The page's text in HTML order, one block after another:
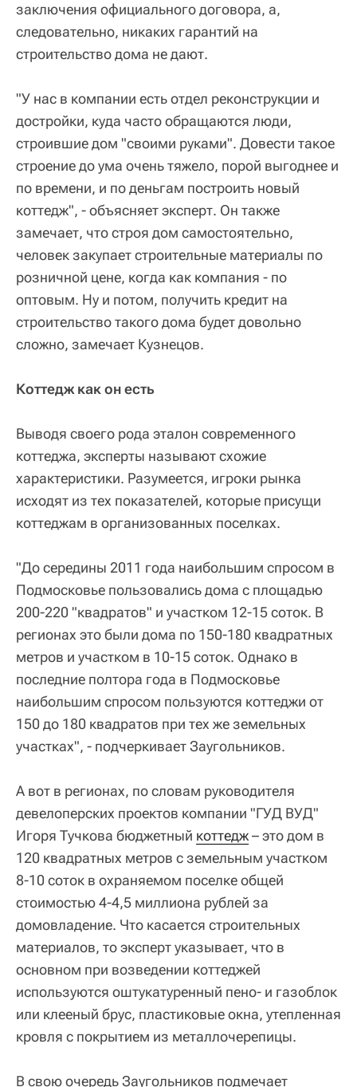
заключения официального договора, а,
следовательно, никаких гарантий на
строительство дома не дают.
"У нас в компании есть отдел реконструкции и
достройки, куда часто обращаются люди,
строившие дом "своими руками". Довести такое
строение до ума очень тяжело, порой выгоднее и
по времени, и по деньгам построить новый
коттедж", - объясняет эксперт. Он также
замечает, что строя дом самостоятельно,
человек закупает строительные материалы по
розничной цене, когда как компания - по
оптовым. Ну и потом, получить кредит на
строительство такого дома будет довольно
сложно, замечает Кузнецов.
Коттедж как он есть
Выводя своего рода эталон современного
коттеджа, эксперты называют схожие
характеристики. Разумеется, игроки рынка
исходят из тех показателей, которые присущи
коттеджам в организованных поселках.
"До середины 2011 года наибольшим спросом в
Подмосковье пользовались дома с площадью
200-220 "квадратов" и участком 12-15 соток. В
регионах это были дома по 150-180 квадратных
метров и участком в 10-15 соток. Однако в
последние полтора года в Подмосковье
наибольшим спросом пользуются коттеджи от
150 до 180 квадратов при тех же земельных
участках", - подчеркивает Заугольников.
А вот в регионах, по словам руководителя
девелоперских проектов компании "ГУД ВУД"
Игоря Тучкова бюджетный коттедж– это дом в
120 квадратных метров с земельным участком
8-10 соток в охраняемом поселке общей
стоимостью 4-4,5 миллиона рублей за
домовладение. Что касается строительных
материалов, то эксперт указывает, что в
основном при возведении коттеджей
используются оштукатуренный пено- и газоблок
или клееный брус, пластиковые окна, утепленная
кровля с покрытием из металлочерепицы.
В свою очередь Заугольников подмечает